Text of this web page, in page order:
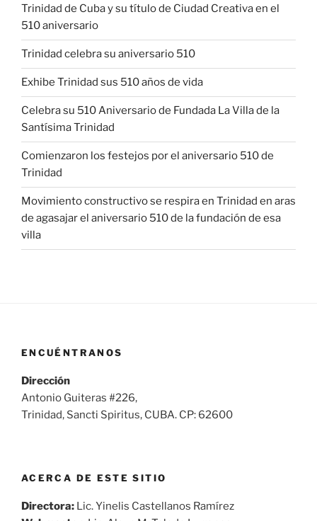
Trinidad de Cuba y su título de Ciudad Creativa en el
510 aniversario
Trinidad celebra su aniversario 510
Exhibe Trinidad sus 510 años de vida
Celebra su 510 Aniversario de Fundada La Villa de la
Santísima Trinidad
Comienzaron los festejos por el aniversario 510 de
Trinidad
Movimiento constructivo se respira en Trinidad en aras
de agasajar el aniversario 510 de la fundación de esa
villa
ENCUÉNTRANOS
Dirección
Antonio Guiteras #226,
Trinidad, Sancti Spiritus, CUBA. CP: 62600
ACERCA DE ESTE SITIO
Directora: Lic. Yinelis Castellanos Ramírez